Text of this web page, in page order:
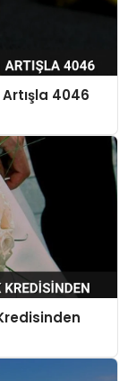
Artışla 4046